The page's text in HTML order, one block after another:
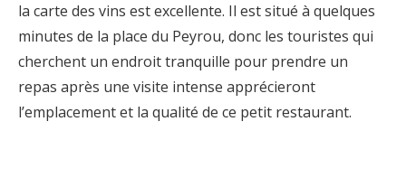
la carte des vins est excellente. Il est situé à quelques
minutes de la place du Peyrou, donc les touristes qui
cherchent un endroit tranquille pour prendre un
repas après une visite intense apprécieront
l’emplacement et la qualité de ce petit restaurant.